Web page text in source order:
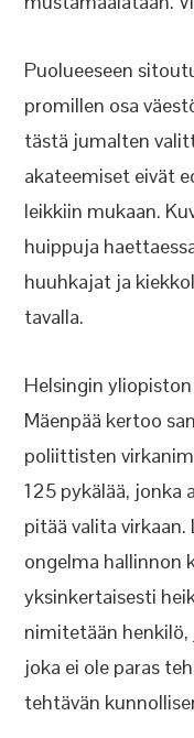
Puolueeseen
promillen osa
tästä jumalten
akateemiset eivät
leikkiin mukaan.
huippuja
huuhkajat ja
tavalla.
Helsingin
Mäenpää kertoo
poliittisten
125 pykälää, jonka
pitää valita
ongelma hallinnon
yksinkertaisesti
nimitetään henkilö,
joka ei ole paras
tehtävän